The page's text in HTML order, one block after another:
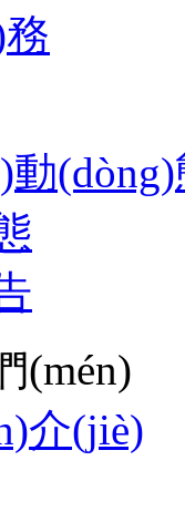
動
(mén)
介(jiè)